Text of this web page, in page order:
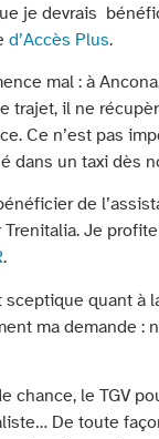
je devrais
d’Accès Plus.
mal : à
trajet, il ne
Ce n’est pas
dans un taxi dès
de
Trenitalia. Je
.
sceptique quant
ma demande :
chance, le TGV
De toute